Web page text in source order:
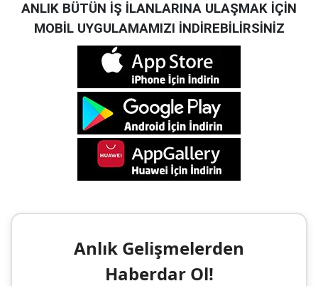
ANLIK BÜTÜN İŞ İLANLARINA ULAŞMAK İÇİN
MOBİL UYGULAMAMIZI İNDİREBİLİRSİNİZ
Anlık Gelişmelerden
Haberdar Ol!